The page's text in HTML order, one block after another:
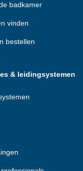
badkamer
vinden
bestellen
& leidingsystemen